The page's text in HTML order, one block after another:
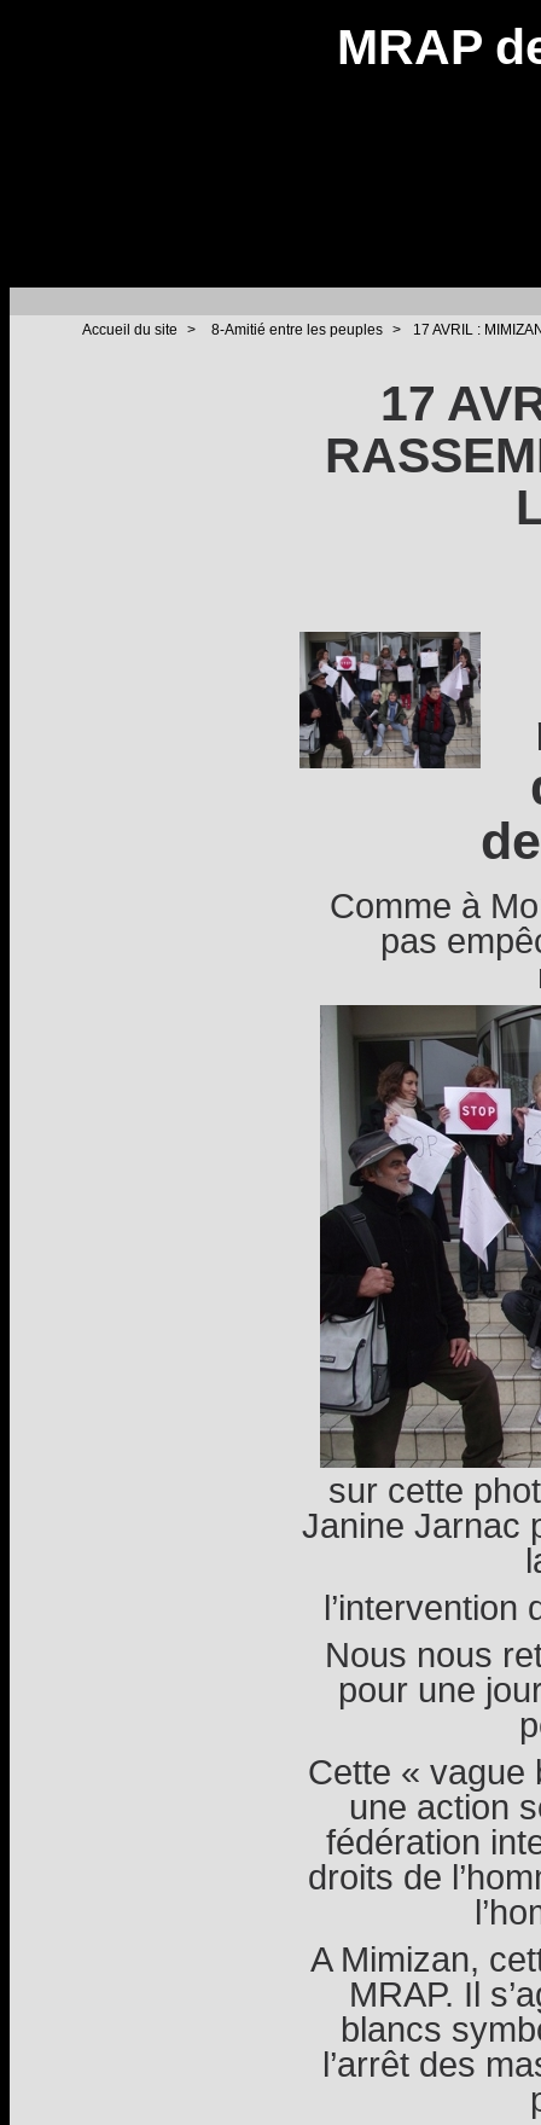
MRAP
Accueil du site > 8-Amitié entre les peuples > 17 AVRIL :
17
Comme à
pas
sur cette
Janine Jarnac
l’intervention
Nous nous
pour une
Cette « vague
une action
fédération
droits de
A Mimizan,
MRAP. Il
blancs
l’arrêt des